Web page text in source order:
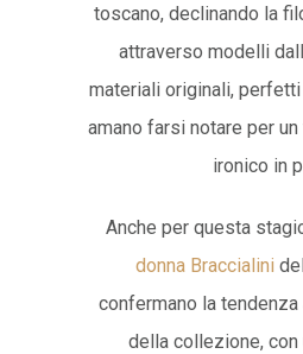
toscano, declinando la
attraverso modelli
materiali originali,
amano farsi notare per
ironico in
Anche per questa
donna Braccialini
confermano la
della collezione, con